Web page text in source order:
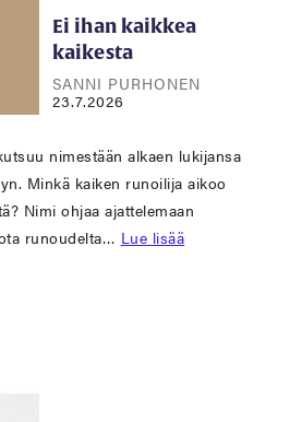
Ei ihan kaikkea
kaikesta
SANNI PURHONEN
23.7.2026
nimestään alkaen lukijansa
Minkä kaiken runoilija aikoo
Nimi ohjaa ajattelemaan
runoudelta… Lue lisää